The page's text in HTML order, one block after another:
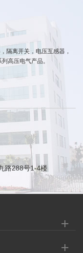
隔离开关，电压互感器，
高压电气产品。
路288号1-4楼